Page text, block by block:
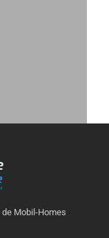
Mobil-Homes